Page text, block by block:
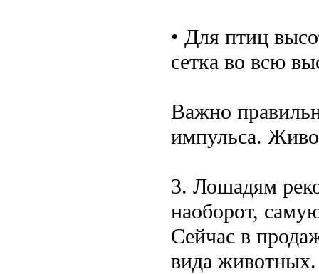
• Для птиц
сетка во всю
Важно
импульса.
3. Лошадям
наоборот,
Сейчас в
вида животных.